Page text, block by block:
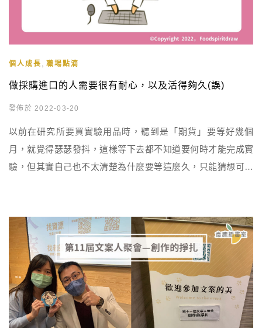
個人成長 職場點滴
做採購進口的人需要很有耐心，以及活得夠久(誤)
發佈於 2022-03-20
以前在研究所要買實驗用品時，聽到是「期貨」要等好幾個
月，就覺得瑟瑟發抖，這樣等下去都不知道要何時才能完成實
驗，但其實自己也不太清楚為什麼要等這麼久，只能猜想可能
久。 拿到貨的那一霎那只覺得「老天耶阿~流程也太攏長了!!我
終於…終於完成第一筆正貿了!!好感動啊!!! […]